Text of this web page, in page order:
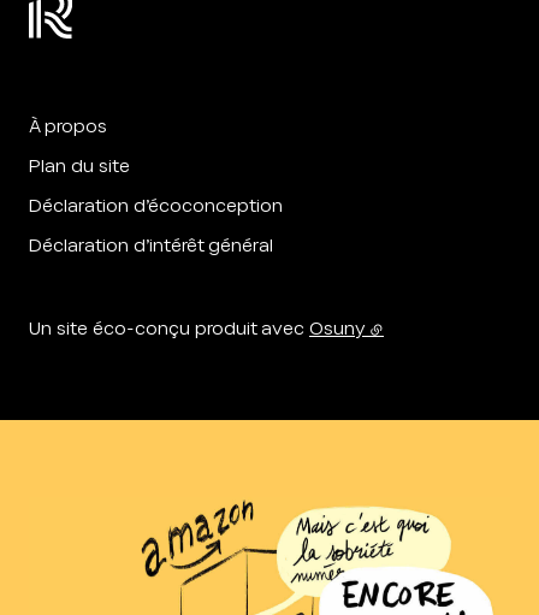
À propos
Plan du site
Déclaration d’écoconception
Déclaration d’intérêt général
Un site éco-conçu produit avec Osuny